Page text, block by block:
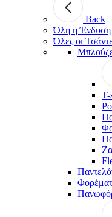
Back
Όλη η Ένδυση
Όλες οι
T-